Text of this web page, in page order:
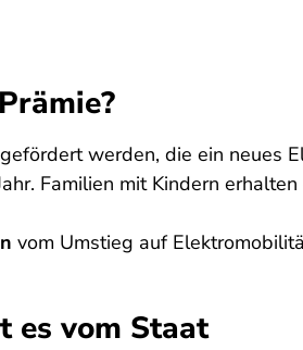
werden, die ein neues
Familien mit Kindern
vom Umstieg auf
es vom Staat